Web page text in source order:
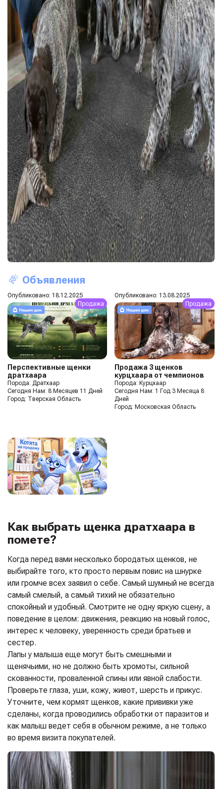
Объявления
Опубликовано: 18.12.2025
Продажа
Перспективные щенки
дратхаара
Порода: Дратхаар
Сегодня Нам: 8 Месяцев 11 Дней
Город: Тверская Область
Опубликовано: 13.08.2025
Продажа
Продажа 3 щенков
курцхаара от чемпионов
Порода: Курцхаар
Сегодня Нам: 1 Год 3 Месяца 8
Дней
Город: Московская Область
Как выбрать щенка дратхаара в
помете?
Когда перед вами несколько бородатых щенков, не
выбирайте того, кто просто первым повис на шнурке
или громче всех заявил о себе. Самый шумный не всегда
самый смелый, а самый тихий не обязательно
спокойный и удобный. Смотрите не одну яркую сцену, а
поведение в целом: движения, реакцию на новый голос,
интерес к человеку, уверенность среди братьев и
сестер.
Лапы у малыша еще могут быть смешными и
щенячьими, но не должно быть хромоты, сильной
скованности, проваленной спины или явной слабости.
Проверьте глаза, уши, кожу, живот, шерсть и прикус.
Уточните, чем кормят щенков, какие прививки уже
сделаны, когда проводились обработки от паразитов и
как малыш ведет себя в обычном режиме, а не только
во время визита покупателей.